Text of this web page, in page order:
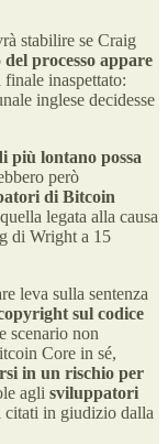
stabilire se Craig
del processo appare
inaspettato:
inglese decidesse
più lontano possa
però
di Bitcoin
legata alla causa
di Wright a 15
leva sulla sentenza
sul codice
scenario non
Core in sé,
in un rischio per
agli sviluppatori
citati in giudizio dalla